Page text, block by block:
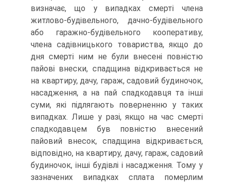
визначає, що у випадках смерті члена
житлово-будівельного, дачно-будівельного
або гаражно-будівельного кооперативу,
члена садівницького товариства, якщо до
дня смерті ним не були внесені повністю
пайові внески, спадщина відкривається не
на квартиру, дачу, гараж, садовий будиночок,
насадження, а на пай спадкодавця та інші
суми, які підлягають поверненню у таких
випадках. Лише у разі, якщо на час смерті
спадкодавцем був повністю внесений
пайовий внесок, спадщина відкривається,
відповідно, на квартиру, дачу, гараж, садовий
будиночок, інші будівлі і насадження. Тому у
зазначених випадках сплата померлим